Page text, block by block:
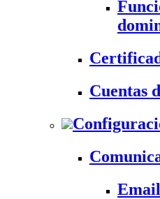
Cuentas